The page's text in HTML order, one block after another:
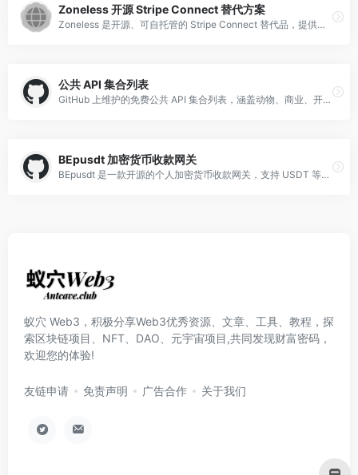
Zoneless 开源 Stripe Connect 替代方案
Zoneless 是开源、可自托管的 Stripe Connect 替代品，提供近乎零费用的 USDC 全球即时支付，API 兼容 Stripe，适合跨境支付场景。
公共 API 集合列表
GitHub 上维护的免费公共 API 集合列表，涵盖动物、商业、开发、金融、新闻、天气等数十个分类，适合开发者快速查找和集成各类开放接口。
BEpusdt 加密货币收款网关
BEpusdt 是一款开源的个人加密货币收款网关，支持 USDT 等稳定币，提供简单易用的支付接口，方便个人网站或小型商户快速接入安全高效的加密货币支付。
蚁穴 Web3，积极分享Web3优秀资源、文章、工具、教程，探
索区块链项目、NFT、DAO、元宇宙项目,共同发现财富密码，
欢迎您的体验!
友链申请 免责声明 广告合作 关于我们